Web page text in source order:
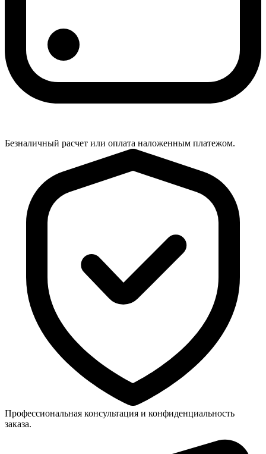
Безналичный расчет или оплата наложенным платежом.
Профессиональная консультация и конфиденциальность
заказа.